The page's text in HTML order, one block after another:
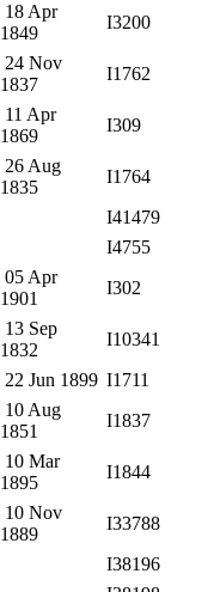
18 Apr
1849
I3200
24 Nov
1837
I1762
11 Apr
1869
I309
26 Aug
1835
I1764
I41479
I4755
05 Apr
1901
I302
13 Sep
1832
I10341
22 Jun 1899 I1711
10 Aug
1851
I1837
10 Mar
1895
I1844
10 Nov
1889
I33788
I38196